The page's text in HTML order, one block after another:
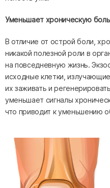
Уменьшает хроническую боль
В отличие от острой боли,
никакой полезной роли в
на повседневную жизнь.
исходные клетки,
их заживать и
уменьшает сигналы
что приводит к уменьшению